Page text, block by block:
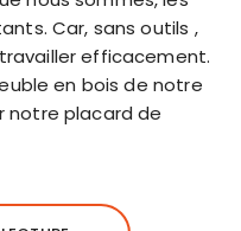
Car, sans outils ,
efficacement.
en bois de notre
notre placard de